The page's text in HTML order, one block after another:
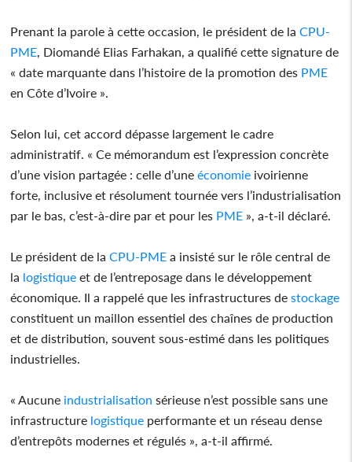
Prenant la parole à cette occasion, le président de laCPU-
PME , Diomandé Elias Farhakan, a qualifié cette signature de
« date marquante dans l’histoire de la promotion des PME
en Côte d’Ivoire ».
Selon lui, cet accord dépasse largement le cadre
administratif. « Ce mémorandum est l’expression concrète
d’une vision partagée : celle d’une économie ivoirienne
forte, inclusive et résolument tournée vers l’industrialisation
par le bas, c’est-à-dire par et pour les PME », a-t-il déclaré.
Le président de laCPU-PME a insisté sur le rôle central de
la logistique et de l’entreposage dans le développement
économique. Il a rappelé que les infrastructures de stockage
constituent un maillon essentiel des chaînes de production
et de distribution, souvent sous-estimé dans les politiques
industrielles.
« Aucune industrialisation sérieuse n’est possible sans une
infrastructure logistique performante et un réseau dense
d’entrepôts modernes et régulés », a-t-il affirmé.